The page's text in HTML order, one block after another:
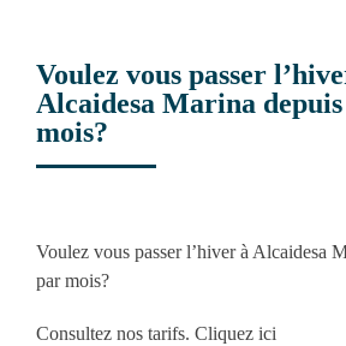
Voulez vous passer
Alcaidesa Marina
mois?
Larger
Voulez vous passer l’hiver à Alcaidesa
par mois?
Consultez nos tarifs. Cliquez ici